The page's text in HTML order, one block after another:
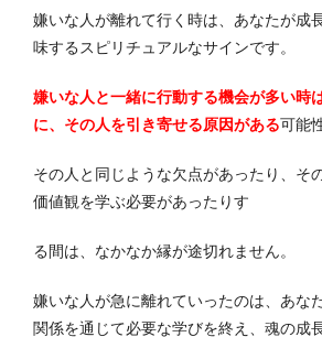
嫌いな人が離れて行く時は、あなたが成
味するスピリチュアルなサインです。
嫌いな人と一緒に行動する機会が多い時
に、その人を引き寄せる原因がある可能
その人と同じような欠点があったり、そ
価値観を学ぶ必要があったりす
る間は、なかなか縁が途切れません。
嫌いな人が急に離れていったのは、あな
関係を通じて必要な学びを終え、魂の成